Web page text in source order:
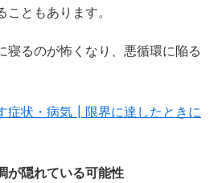
ともあります。
寝るのが怖くなり、悪循環に陥る
症状・病気┃限界に達したときに
が隠れている可能性